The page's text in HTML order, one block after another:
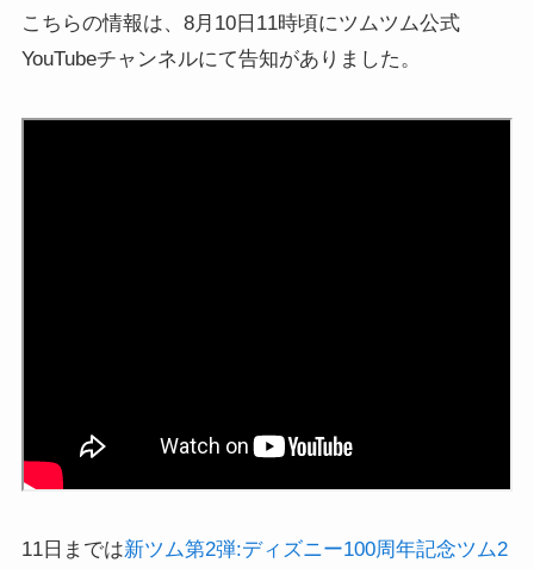
こちらの情報は、8月10日11時頃にツムツム公式
YouTubeチャンネルにて告知がありました。
11日までは新ツム第2弾:ディズニー100周年記念ツム2